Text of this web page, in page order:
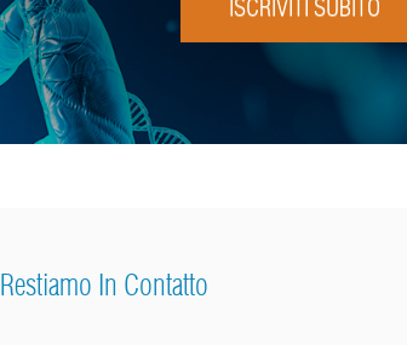
ISCRIVITI SUBITO
Restiamo In Contatto